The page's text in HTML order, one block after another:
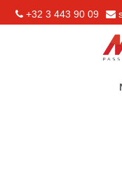
+32 3 443 90 09